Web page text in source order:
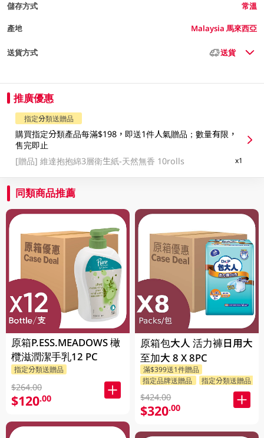
儲存方式 常溫
產地 Malaysia 馬來西亞
送貨方式 送貨
推廣優惠
指定分類送贈品
購買指定分類產品每滿$198，即送1件人氣贈品；數量有限，
售完即止
[贈品]維達抱抱綿3層衛生紙-天然無香 10rolls x1
同類商品推薦
原箱P.ESS.MEADOWS 橄
欖滋潤潔手乳12 PC
指定分類送贈品
$264.00
$120.00
原箱包大人 活力褲日用大
至加大 8 X 8PC
滿$399送1件贈品
指定品牌送贈品
指定分類送贈品
$424.00
$320.00